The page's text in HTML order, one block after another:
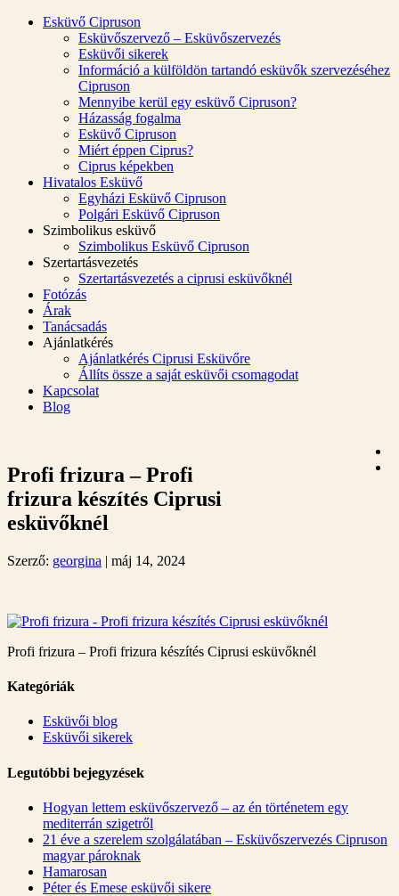
Esküvő Cipruson
Esküvőszervező – Esküvőszervezés
Esküvői sikerek
Információ a külföldön tartandó esküvők szervezéséhez
Cipruson
Mennyibe kerül egy esküvő Cipruson?
Házasság fogalma
Esküvő Cipruson
Miért éppen Ciprus?
Ciprus képekben
Hivatalos Esküvő
Egyházi Esküvő Cipruson
Polgári Esküvő Cipruson
Szimbolikus esküvő
Szimbolikus Esküvő Cipruson
Szertartásvezetés
Szertartásvezetés a ciprusi esküvőknél
Fotózás
Árak
Tanácsadás
Ajánlatkérés
Ajánlatkérés Ciprusi Esküvőre
Állíts össze a saját esküvői csomagodat
Kapcsolat
Blog
Profi frizura – Profi
frizura készítés Ciprusi
esküvőknél
Szerző: georgina | máj 14, 2024
Profi frizura – Profi frizura készítés Ciprusi esküvőknél
Kategóriák
Esküvői blog
Esküvői sikerek
Legutóbbi bejegyzések
Hogyan lettem esküvőszervező – az én történetem egy
mediterrán szigetről
21 éve a szerelem szolgálatában – Esküvőszervezés Cipruson
magyar pároknak
Hamarosan
Péter és Emese esküvői sikere